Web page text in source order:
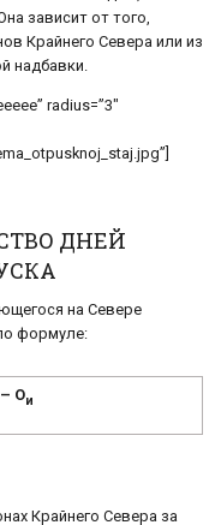
зависит от того,
Крайнего Севера или из
надбавки.
radius=”3″
ДНЕЙ
на Севере
формуле:
Ои
Крайнего Севера за